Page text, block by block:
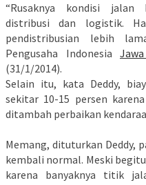
“Rusaknya kondisi jalan
distribusi dan logistik.
pendistribusian lebih
Pengusaha Indonesia
(31/1/2014).
Selain itu, kata Deddy,
sekitar 10-15 persen
ditambah perbaikan
Memang, dituturkan Deddy,
kembali normal. Meski
karena banyaknya titik